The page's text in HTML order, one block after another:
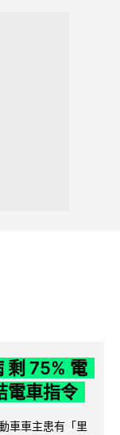
剩 75% 電
電車指令
車車主患有「里